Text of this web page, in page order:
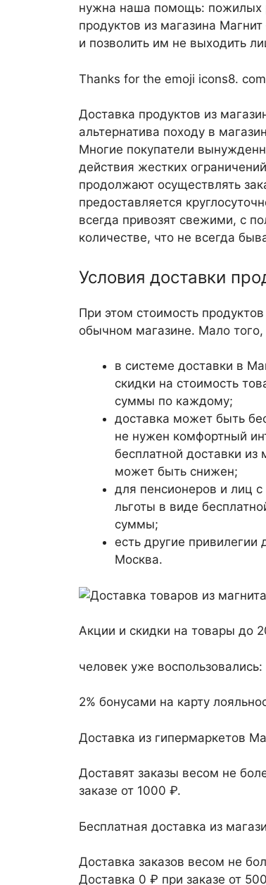
нужна наша помощь: пожилых
продуктов из магазина
и позволить им не выходить
Thanks for the emoji icons8. com
Доставка продуктов из
альтернатива походу в
Многие покупатели
действия жестких
продолжают осуществлять
предоставляется
всегда привозят свежими, с
количестве, что не всегда
Условия доставки
При этом стоимость
обычном магазине. Мало
в системе доставки в
скидки на стоимость
суммы по каждому;
доставка может быть
не нужен комфортный
бесплатной доставки
может быть снижен;
для пенсионеров и лиц
льготы в виде
суммы;
есть другие
Москва.
Акции и скидки на товары до
человек уже воспользовались:
2% бонусами на карту
Доставка из гипермаркетов
Доставят заказы весом не
заказе от 1000 ₽.
Бесплатная доставка из
Доставка заказов весом не
Доставка 0 ₽ при заказе от